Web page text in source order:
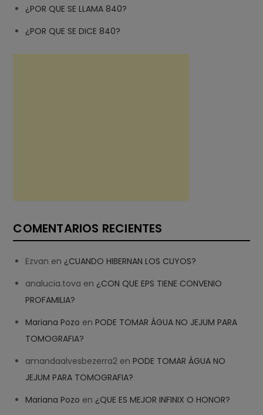
¿POR QUE SE LLAMA 840?
¿POR QUE SE DICE 840?
COMENTARIOS RECIENTES
Ezvan en ¿CUANDO HIBERNAN LOS CUYOS?
analucia.tova en ¿CON QUE EPS TIENE CONVENIO
PROFAMILIA?
Mariana Pozo enPODE TOMAR ÁGUA NO JEJUM PARA
TOMOGRAFIA?
amandaalvesbezerra2 enPODE TOMAR ÁGUA NO
JEJUM PARA TOMOGRAFIA?
Mariana Pozo en ¿QUE ES MEJOR INFINIX O HONOR?